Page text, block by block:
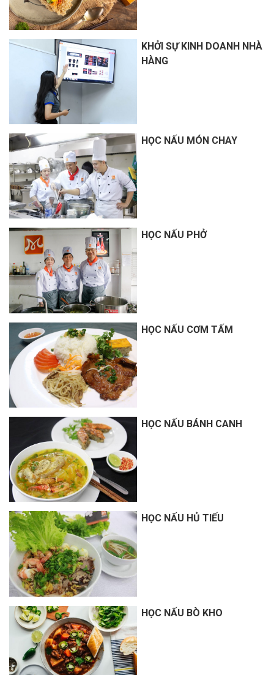
KHỞI SỰ KINH DOANH NHÀ
HÀNG
HỌC NẤU MÓN CHAY
HỌC NẤU PHỞ
HỌC NẤU CƠM TẤM
HỌC NẤU BÁNH CANH
HỌC NẤU HỦ TIẾU
HỌC NẤU BÒ KHO